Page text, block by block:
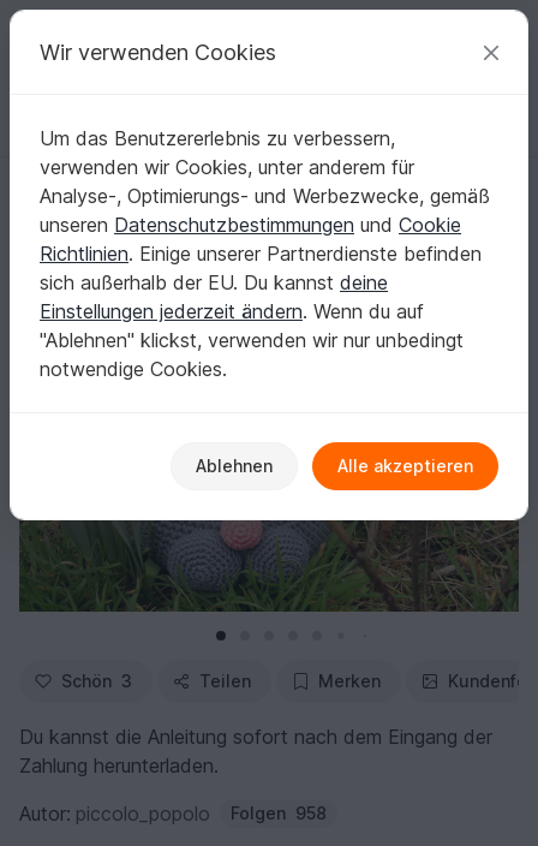
Deine kreativen Ideen
Deutsch | € (EUR) einloggen Kostenlos registrieren
Startseite Häkeln Festlichkeiten Ostern
Häkelanleitung "Hasenkörbchen"
Häkelanleitung "Hasenkörbchen"
Schön 3 Teilen Merken
Du kannst die Anleitung sofort nach dem Eingang der
Zahlung herunterladen.
Autor: piccolo_popolo Folgen 958
Wir verwenden Cookies
Um das Benutzererlebnis zu verbessern,
verwenden wir Cookies, unter anderem für
Analyse-, Optimierungs- und Werbezwecke, gemäß
unseren Datenschutzbestimmungen und Cookie
Richtlinien. Einige unserer Partnerdienste befinden
sich außerhalb der EU. Du kannst deine
Einstellungen jederzeit ändern. Wenn du auf
"Ablehnen" klickst, verwenden wir nur unbedingt
notwendige Cookies.
Ablehnen Alle akzeptieren